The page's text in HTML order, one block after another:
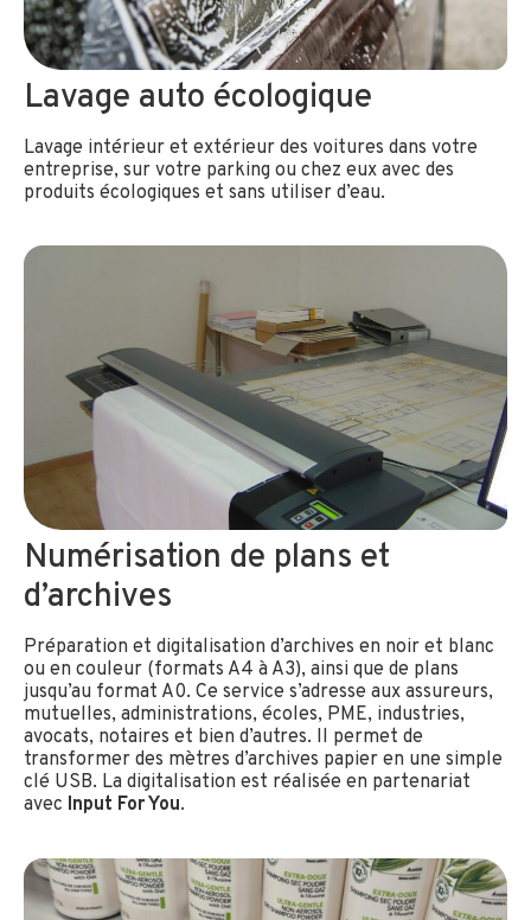
Lavage auto écologique
Lavage intérieur et extérieur des voitures dans votre
entreprise, sur votre parking ou chez eux avec des
produits écologiques et sans utiliser d’eau.
Numérisation de plans et
d’archives
Préparation et digitalisation d’archives en noir et blanc
ou en couleur (formats A4 à A3), ainsi que de plans
jusqu’au format A0. Ce service s’adresse aux assureurs,
mutuelles, administrations, écoles, PME, industries,
avocats, notaires et bien d’autres. Il permet de
transformer des mètres d’archives papier en une simple
clé USB. La digitalisation est réalisée en partenariat
avec Input For You.